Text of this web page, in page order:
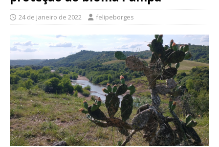
24 de janeiro de 2022 felipeborges